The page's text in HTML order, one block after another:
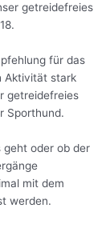
getreidefreies
für das
Aktivität stark
getreidefreies
Sporthund.
geht oder ob der
mit dem
werden.